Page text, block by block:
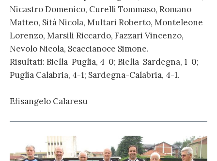
Nicastro Domenico, Curelli Tommaso, Romano
Matteo, Sità Nicola, Multari Roberto, Monteleone
Lorenzo, Marsili Riccardo, Fazzari Vincenzo,
Nevolo Nicola, Scaccianoce Simone.
Risultati: Biella-Puglia, 4-0; Biella-Sardegna, 1-0;
Puglia Calabria, 4-1; Sardegna-Calabria, 4-1.
Efisangelo Calaresu